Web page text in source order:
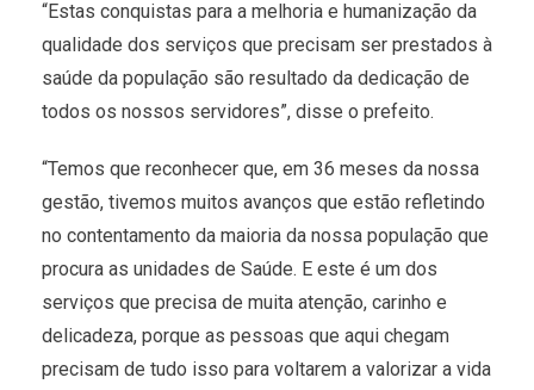
“Estas conquistas para a melhoria e humanização da
qualidade dos serviços que precisam ser prestados à
saúde da população são resultado da dedicação de
todos os nossos servidores”, disse o prefeito.
“Temos que reconhecer que, em 36 meses da nossa
gestão, tivemos muitos avanços que estão refletindo
no contentamento da maioria da nossa população que
procura as unidades de Saúde. E este é um dos
serviços que precisa de muita atenção, carinho e
delicadeza, porque as pessoas que aqui chegam
precisam de tudo isso para voltarem a valorizar a vida